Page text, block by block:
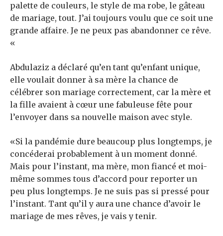
palette de couleurs, le style de ma robe, le gâteau
de mariage, tout. J’ai toujours voulu que ce soit une
grande affaire. Je ne peux pas abandonner ce rêve.
«
Abdulaziz a déclaré qu’en tant qu’enfant unique,
elle voulait donner à sa mère la chance de
célébrer son mariage correctement, car la mère et
la fille avaient à cœur une fabuleuse fête pour
l’envoyer dans sa nouvelle maison avec style.
«Si la pandémie dure beaucoup plus longtemps, je
concéderai probablement à un moment donné.
Mais pour l’instant, ma mère, mon fiancé et moi-
même sommes tous d’accord pour reporter un
peu plus longtemps. Je ne suis pas si pressé pour
l’instant. Tant qu’il y aura une chance d’avoir le
mariage de mes rêves, je vais y tenir.